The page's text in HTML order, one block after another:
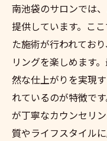
南池袋のサロンでは
提供しています。こ
た施術が行われてお
リングを楽しめます
然な仕上がりを実現
れているのが特徴で
が丁寧なカウンセリ
質やライフスタイル